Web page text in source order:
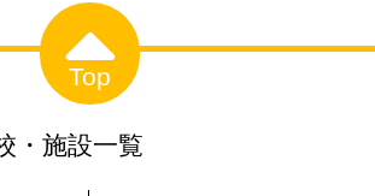
Top
・施設一覧